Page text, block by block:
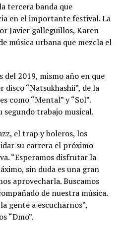
tercera banda que
en el importante festival. La
Javier galleguillos, Karen
música urbana que mezcla el
del 2019, mismo año en que
“Natsukhashii”, de la
como “Mental” y “Sol”.
trabajo musical.
el trap y boleros, los
su carrera el próximo
“Esperamos disfrutar la
sin duda es una gran
aprovecharla. Buscamos
de nuestra música.
gente a escucharnos”,
“Dmo”.